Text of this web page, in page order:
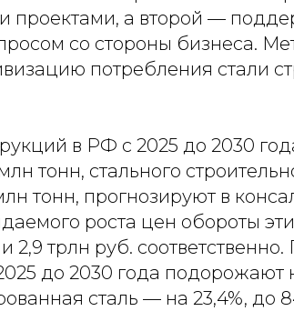
проектами, а второй —
со стороны бизнеса.
потребления стали
в РФ с 2025 до 2030
тонн, стального
тонн, прогнозируют в
роста цен обороты
2,9 трлн руб.
до 2030 года подорожают
сталь — на 23,4%, до